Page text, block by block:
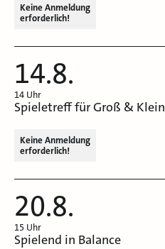
Keine Anmeldung
erforderlich!
14.8.
14 Uhr
Spieletreff für Groß & Klein
Keine Anmeldung
erforderlich!
20.8.
15 Uhr
Spielend in Balance